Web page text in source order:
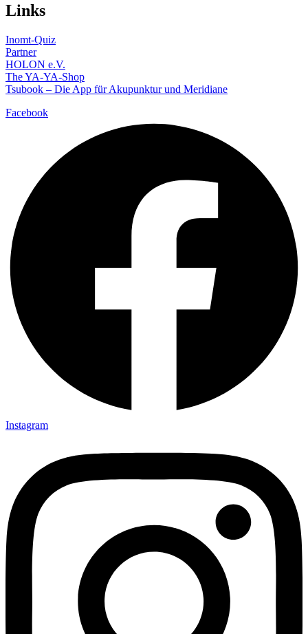
Links
Inomt-Quiz
Partner
HOLON e.V.
The YA-YA-Shop
Tsubook – Die App für Akupunktur und Meridiane
Facebook
Instagram